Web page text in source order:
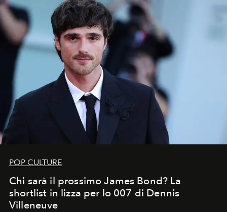
POP CULTURE
Chi sarà il prossimo James Bond? La
shortlist in lizza per lo 007 di Dennis
Villeneuve